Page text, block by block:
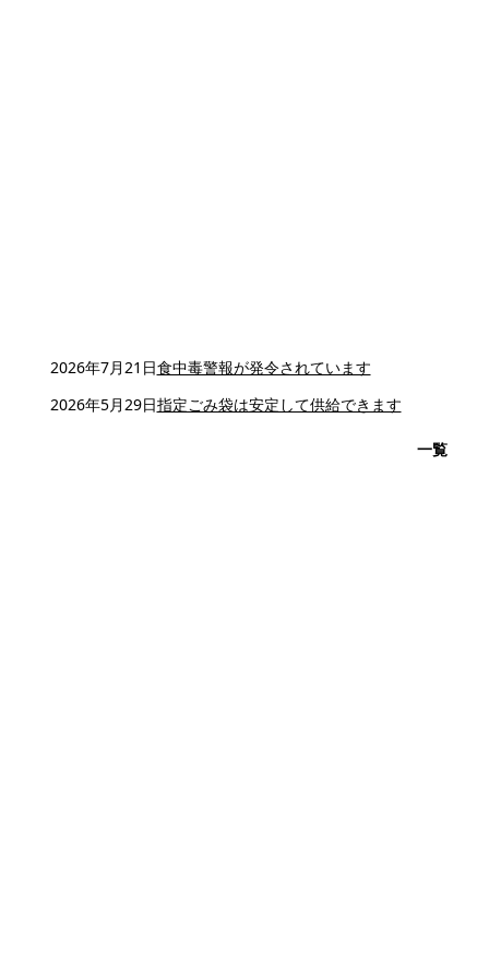
2026年7月21日食中毒警報が発令されています
2026年5月29日指定ごみ袋は安定して供給できます
一覧